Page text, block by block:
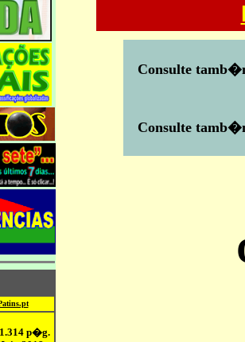
Consulte
Consulte